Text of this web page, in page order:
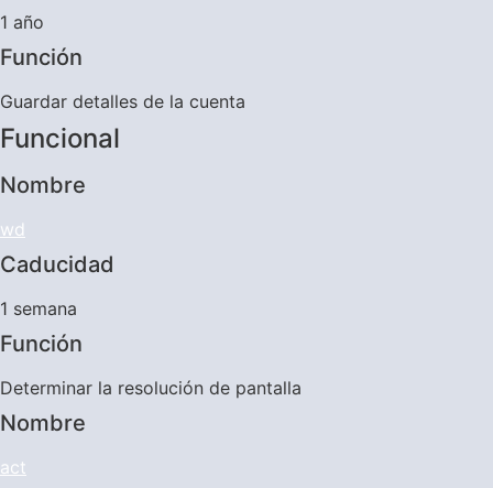
1 año
Función
Guardar detalles de la cuenta
Funcional
Nombre
wd
Caducidad
1 semana
Función
Determinar la resolución de pantalla
Nombre
act